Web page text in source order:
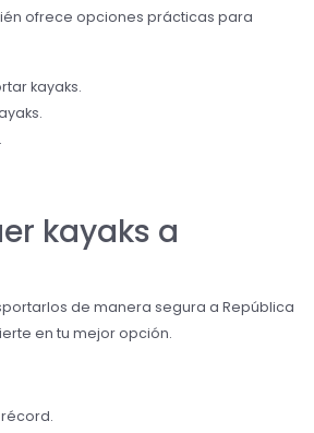
ofrece opciones prácticas para
kayaks.
kayaks a
de manera segura a República
en tu mejor opción.